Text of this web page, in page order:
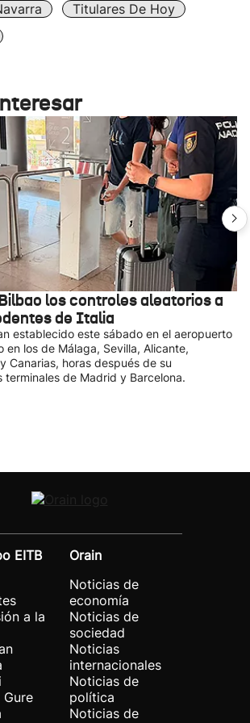
Titulares De Hoy
los controles aleatorios a
de Italia
establecido este sábado en el aeropuerto
en los de Málaga, Sevilla, Alicante,
Canarias, horas después de su
terminales de Madrid y Barcelona.
EITB
a la
Gure
Orain
Noticias de
economía
Noticias de
sociedad
Noticias
internacionales
Noticias de
política
Noticias de